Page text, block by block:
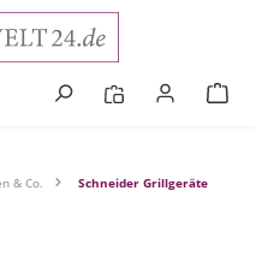
& Co. Schneider Grillgeräte